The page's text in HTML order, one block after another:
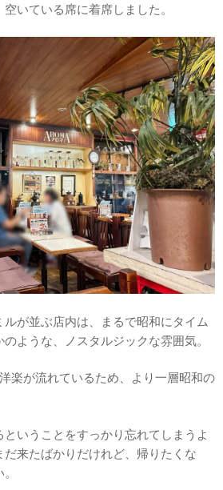
いている席に着席しました。
が並ぶ店内は、まるで昭和にタイム
ような、ノスタルジックな雰囲気。
楽が流れているため、より一層昭和の
いうことをすっかり忘れてしまうよ
だ来たばかりだけれど、帰りたくな